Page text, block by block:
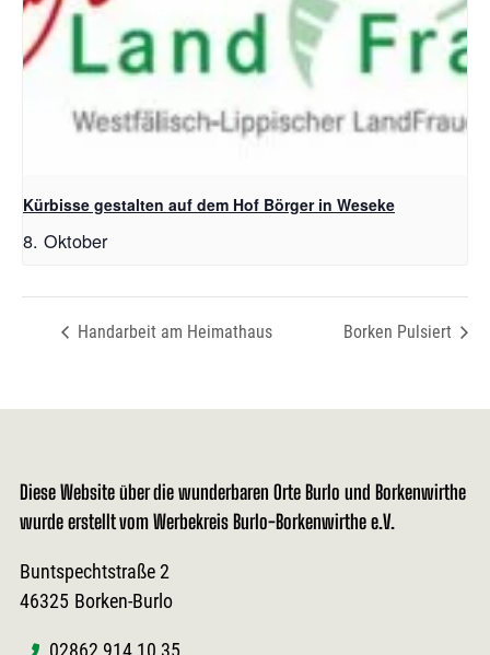
Kürbisse gestalten auf dem Hof Börger in Weseke
8. Oktober
Handarbeit am Heimathaus Borken Pulsiert
Diese Website über die wunderbaren Orte Burlo und Borkenwirthe
wurde erstellt vom Werbekreis Burlo-Borkenwirthe e.V.
Buntspechtstraße 2
46325 Borken-Burlo